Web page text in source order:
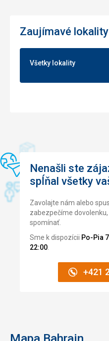
Zaujímavé
Všetky lokality
Nenašli ste
spĺňal všetky
Zavolajte nám alebo
zabezpečíme
spomínať.
Sme k dispozícii Po-Pia
22:00.
+421